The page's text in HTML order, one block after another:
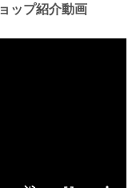
にすればいい。
ップ紹介動画